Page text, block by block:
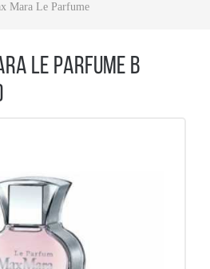
Mara Le Parfume
LE PARFUME В